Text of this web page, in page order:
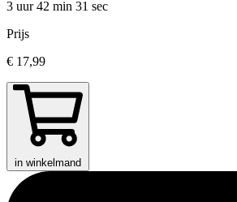
3 uur 42 min 31 sec
Prijs
€ 17,99
in winkelmand